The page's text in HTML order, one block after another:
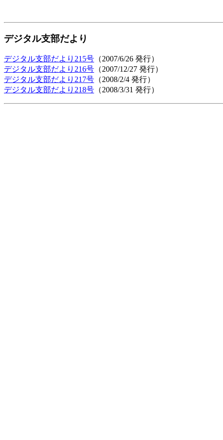
デジタル支部だより
デジタル支部だより215号 （2007/6/26 発行）
デジタル支部だより216号 （2007/12/27 発行）
デジタル支部だより217号 （2008/2/4 発行）
デジタル支部だより218号 （2008/3/31 発行）